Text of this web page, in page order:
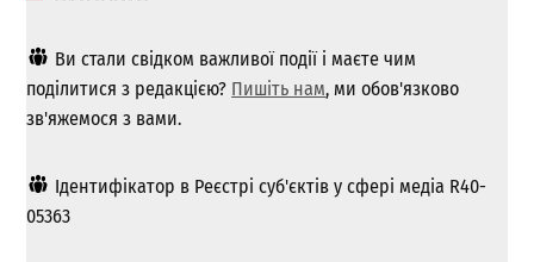
Ви стали свідком важливої ​​події і маєте чим
поділитися з редакцією? Пишіть нам, ми обов'язково
зв'яжемося з вами.
Ідентифікатор в Реєстрі суб'єктів у сфері медіа R40-
05363